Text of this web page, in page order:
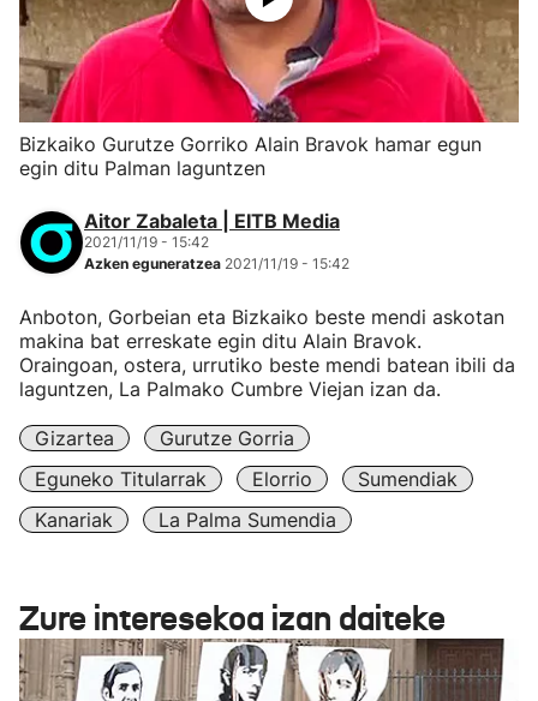
Bizkaiko Gurutze Gorriko Alain Bravok hamar egun
egin ditu Palman laguntzen
Aitor Zabaleta | EITB Media
2021/11/19 - 15:42
Azken eguneratzea 2021/11/19 - 15:42
Anboton, Gorbeian eta Bizkaiko beste mendi askotan
makina bat erreskate egin ditu Alain Bravok.
Oraingoan, ostera, urrutiko beste mendi batean ibili da
laguntzen, La Palmako Cumbre Viejan izan da.
Gizartea
Gurutze Gorria
Eguneko Titularrak
Elorrio
Sumendiak
Kanariak
La Palma Sumendia
Zure interesekoa izan daiteke